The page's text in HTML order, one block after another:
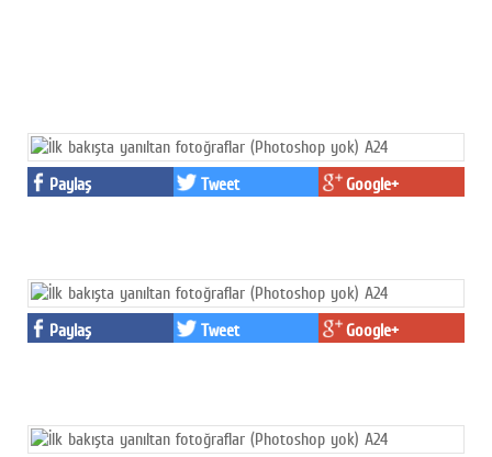
Paylaş Tweet Google+
Paylaş Tweet Google+